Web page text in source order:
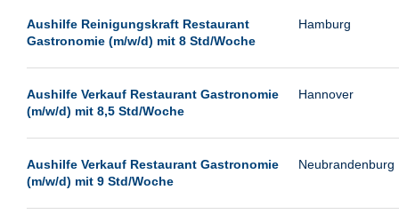
Heilbronn
Ingolstadt
Kassel
Laatzen
Aushilfe Reinigungskraft Restaurant
Gastronomie (m/w/d) mit 8 Std/Woche
Hamburg
Aushilfe Verkauf Restaurant Gastronomie
(m/w/d) mit 8,5 Std/Woche
Hannover
Aushilfe Verkauf Restaurant Gastronomie
(m/w/d) mit 9 Std/Woche
Neubrandenburg